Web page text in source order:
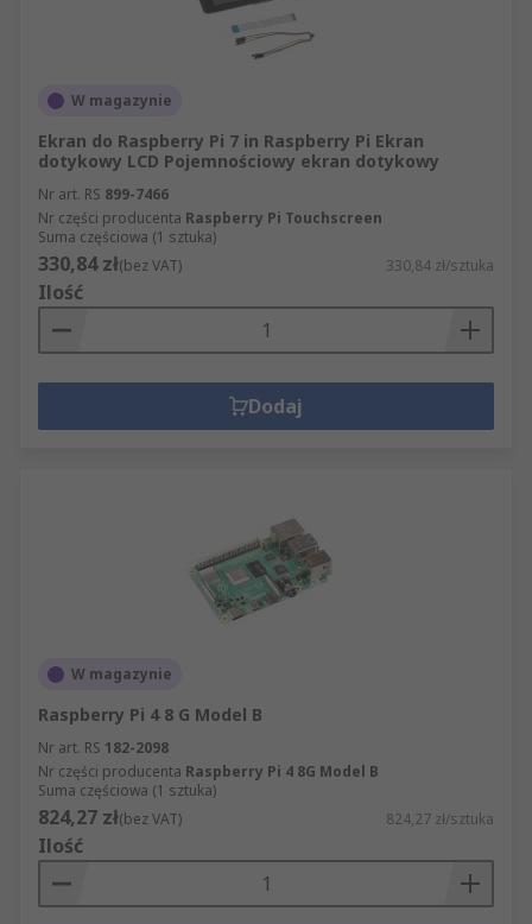
W magazynie
Ekran do Raspberry Pi 7 in Raspberry Pi Ekran
dotykowy LCD Pojemnościowy ekran dotykowy
Nr art. RS 899-7466
Nr części producenta Raspberry Pi Touchscreen
Suma częściowa (1 sztuka)
330,84 zł(bez VAT) 330,84 zł/sztuka
Ilość
Dodaj
W magazynie
Raspberry Pi 4 8 G Model B
Nr art. RS 182-2098
Nr części producenta Raspberry Pi 4 8G Model B
Suma częściowa (1 sztuka)
824,27 zł(bez VAT) 824,27 zł/sztuka
Ilość